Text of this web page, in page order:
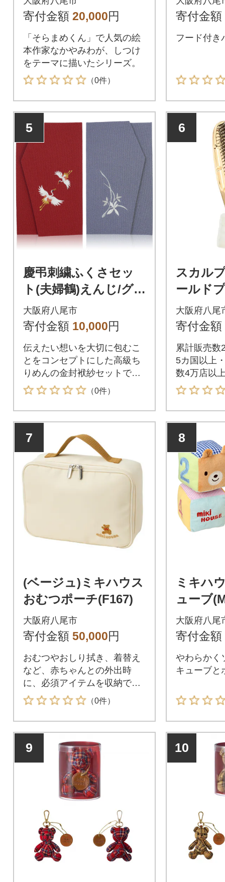
寄付金額 20,000円
「そらまめくん」で人気の絵
本作家なかやみわが、しつけ
をテーマに描いたシリーズ。
（0件）
寄付金額
フード付き
5
慶弔刺繍ふくさセッ
ト(夫婦鶴)えんじ/グ
レー(左開き) (A312)
大阪府八尾市
寄付金額 10,000円
伝えたい想いを大切に包むこ
とをコンセプトにした高級ち
りめんの金封袱紗セットで
す。
（0件）
6
スカル
ールド
ョート
3
大阪府八尾
寄付金額
累計販売数
5カ国以上
数4万店以
ートエスの
シ
7
(ベージュ)ミキハウス
おむつポーチ(F167)
大阪府八尾市
寄付金額 50,000円
おむつやおしり拭き、着替え
など、赤ちゃんとの外出時
に、必須アイテムを収納でき
るおむつポーチです。
（0件）
8
ミキハ
ューブ
大阪府八尾
寄付金額
やわらかく
キューブと
9 10